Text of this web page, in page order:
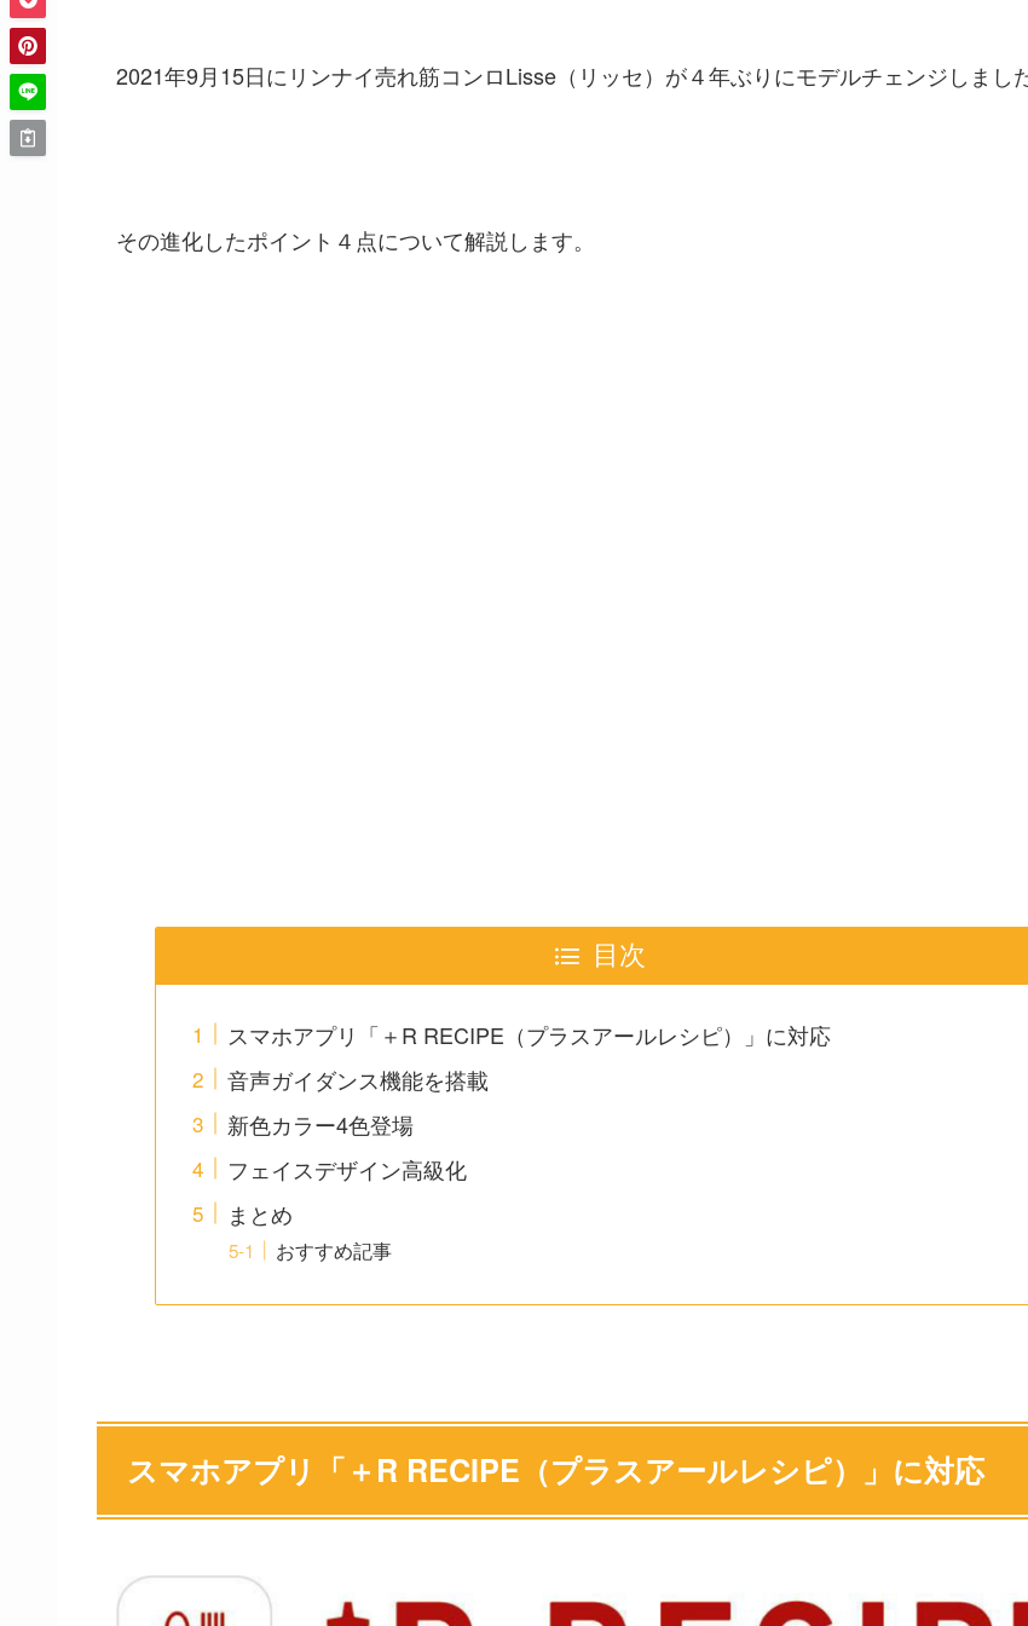
2021年9月15日にリンナイ売れ筋コンロLisse（リッセ）が４年ぶりにモデルチェンジしました
その進化したポイント４点について解説します。
目次
スマホアプリ「＋R RECIPE（プラスアールレシピ）」に対応
音声ガイダンス機能を搭載
新色カラー4色登場
フェイスデザイン高級化
まとめ
おすすめ記事
スマホアプリ「＋R RECIPE（プラスアールレシピ）」に対応